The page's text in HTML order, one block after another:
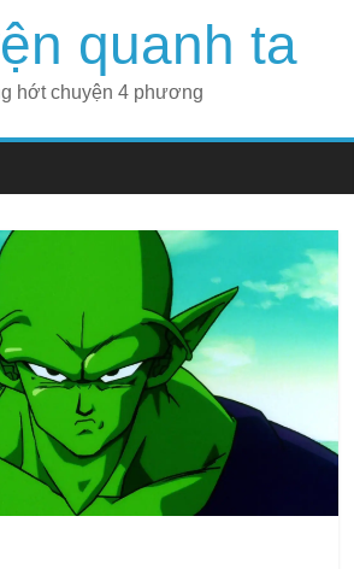
quanh ta
hớt chuyện 4 phương